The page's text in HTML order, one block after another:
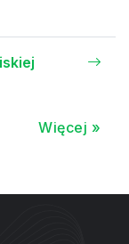
Więcej »